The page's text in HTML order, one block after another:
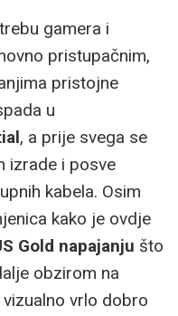
gamera i
pristupačnim,
pristojne
u
, a prije svega se
izrade i posve
kabela. Osim
kako je ovdje
Gold napajanju što
obzirom na
vrlo dobro